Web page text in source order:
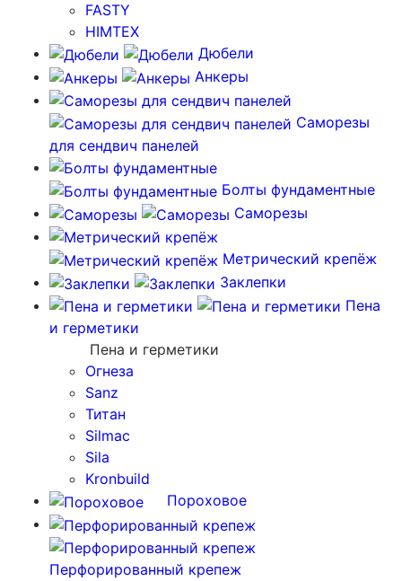
FASTY
HIMTEX
Дюбели
Анкеры
Саморезы
для сендвич панелей
Болты фундаментные
Саморезы
Метрический крепёж
Заклепки
Пена
и герметики
Пена и герметики
Огнеза
Sanz
Титан
Silmac
Sila
Kronbuild
Пороховое
Перфорированный крепеж